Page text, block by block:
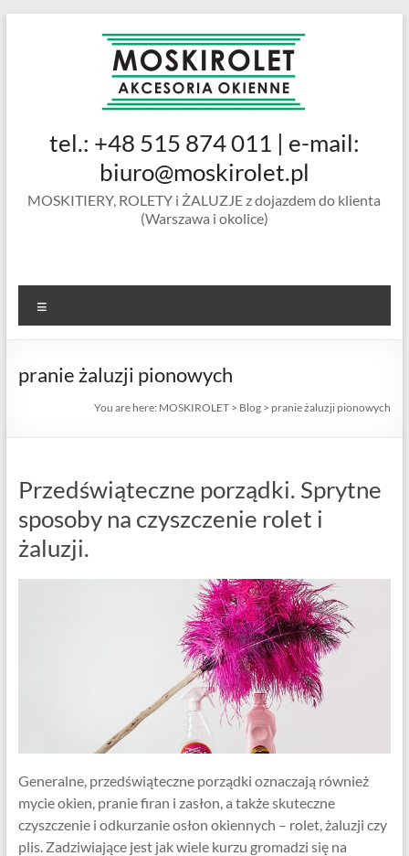
MOSKIROLET
siatki na
okienne |
ramkowe i
drzwiowe
tel.: +48 515 874 011 | e-mail:
biuro@moskirolet.pl
MOSKITIERY, ROLETY i ŻALUZJE z dojazdem do klienta
(Warszawa i okolice)
pranie żaluzji pionowych
You are here: MOSKIROLET > Blog > pranie żaluzji pionowych
Przedświąteczne porządki. Sprytne
sposoby na czyszczenie rolet i
żaluzji.
Generalne, przedświąteczne porządki oznaczają również
mycie okien, pranie firan i zasłon, a także skuteczne
czyszczenie i odkurzanie osłon okiennych – rolet, żaluzji czy
plis. Zadziwiające jest jak wiele kurzu gromadzi się na